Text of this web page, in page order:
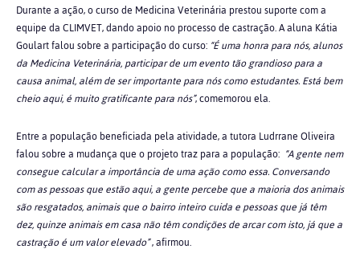
Durante a ação, o curso de Medicina Veterinária prestou suporte com a
equipe da CLIMVET, dando apoio no processo de castração. A aluna Kátia
Goulart falou sobre a participação do curso: “É uma honra para nós, alunos
da Medicina Veterinária, participar de um evento tão grandioso para a
causa animal, além de ser importante para nós como estudantes. Está bem
cheio aqui, é muito gratificante para nós”, comemorou ela.
Entre a população beneficiada pela atividade, a tutora Ludrrane Oliveira
falou sobre a mudança que o projeto traz para a população: “A gente nem
consegue calcular a importância de uma ação como essa. Conversando
com as pessoas que estão aqui, a gente percebe que a maioria dos animais
são resgatados, animais que o bairro inteiro cuida e pessoas que já têm
dez, quinze animais em casa não têm condições de arcar com isto, já que a
castração é um valor elevado”, afirmou.